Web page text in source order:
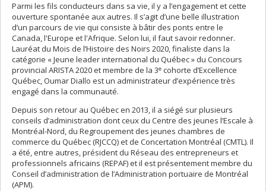
Parmi les fils conducteurs dans sa vie, il y a l’engagement et cette
ouverture spontanée aux autres. Il s’agit d’une belle illustration
d’un parcours de vie qui consiste à bâtir des ponts entre le
Canada, l'Europe et l'Afrique. Selon lui, il faut savoir redonner.
Lauréat du Mois de l’Histoire des Noirs 2020, finaliste dans la
catégorie « Jeune leader international du Québec » du Concours
provincial ARISTA 2020 et membre de la 3e cohorte d’Excellence
Québec, Oumar Diallo est un administrateur d’expérience très
engagé dans la communauté.
Depuis son retour au Québec en 2013, il a siégé sur plusieurs
conseils d’administration dont ceux du Centre des jeunes l’Escale à
Montréal-Nord, du Regroupement des jeunes chambres de
commerce du Québec (RJCCQ) et de Concertation Montréal (CMTL). Il
a été, entre autres, président du Réseau des entrepreneurs et
professionnels africains (REPAF) et il est présentement membre du
Conseil d’administration de l’Administration portuaire de Montréal
(APM).